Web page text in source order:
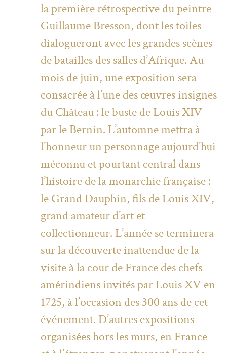
la première rétrospective du peintre
Guillaume Bresson, dont les toiles
dialogueront avec les grandes scènes
de batailles des salles d’Afrique. Au
mois de juin, une exposition sera
consacrée à l’une des œuvres insignes
du Château : le buste de Louis XIV
par le Bernin. L’automne mettra à
l’honneur un personnage aujourd’hui
méconnu et pourtant central dans
l’histoire de la monarchie française :
le Grand Dauphin, fils de Louis XIV,
grand amateur d’art et
collectionneur. L’année se terminera
sur la découverte inattendue de la
visite à la cour de France des chefs
amérindiens invités par Louis XV en
1725, à l’occasion des 300 ans de cet
événement. D’autres expositions
organisées hors les murs, en France